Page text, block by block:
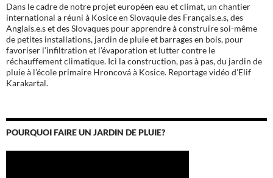
Dans le cadre de notre projet européen eau et climat, un chantier
international a réuni à Kosice en Slovaquie des Français.e.s, des
Anglais.e.s et des Slovaques pour apprendre à construire soi-même
de petites installations, jardin de pluie et barrages en bois, pour
favoriser l’infiltration et l’évaporation et lutter contre le
réchauffement climatique. Ici la construction, pas à pas, du jardin de
pluie à l’école primaire Hroncová à Kosice. Reportage vidéo d’Elif
Karakartal.
POURQUOI FAIRE UN JARDIN DE PLUIE?